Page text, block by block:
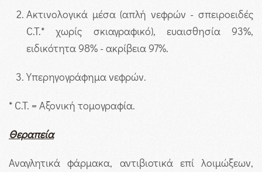
Ακτινολογικά μέσα (απλή νεφρών - σπειροειδές
C.T.* χωρίς σκιαγραφικό), ευαισθησία 93%,
ειδικότητα 98% - ακρίβεια 97%.
Υπερηγογράφημα νεφρών.
* C.T. = Αξονική τομογραφία.
Θεραπεία
Αναγλητικά φάρμακα, αντιβιοτικά επί λοιμώξεων,